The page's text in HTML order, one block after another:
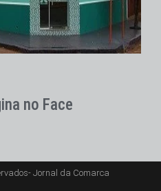
no Face
Jornal da Comarca